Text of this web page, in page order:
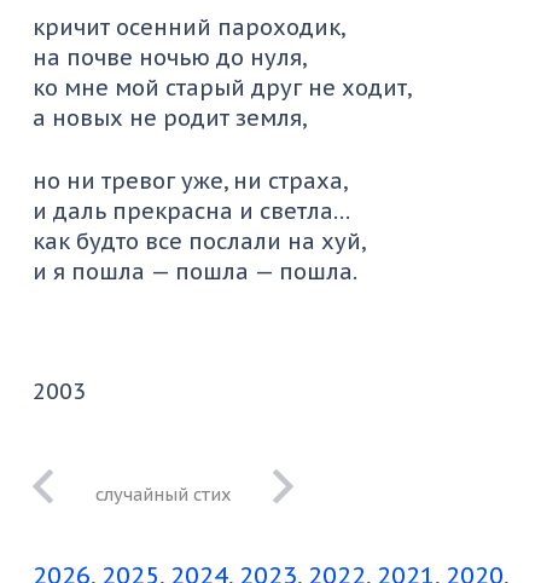
кричит осенний пароходик,
на почве ночью до нуля,
ко мне мой старый друг не ходит,
а новых не родит земля,
но ни тревог уже, ни страха,
и даль прекрасна и светла…
как будто все послали на хуй,
и я пошла — пошла — пошла.
2003
картинке
2026 2025 2024 2023 2022 2021 2020